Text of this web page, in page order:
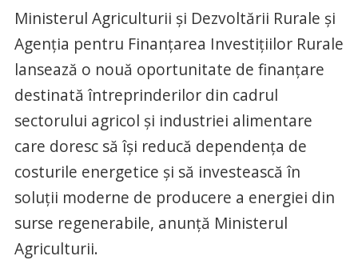
Ministerul Agriculturii și Dezvoltării Rurale și
Agenția pentru Finanțarea Investițiilor Rurale
lansează o nouă oportunitate de finanțare
destinată întreprinderilor din cadrul
sectorului agricol și industriei alimentare
care doresc să își reducă dependența de
costurile energetice și să investească în
soluții moderne de producere a energiei din
surse regenerabile, anunță Ministerul
Agriculturii.